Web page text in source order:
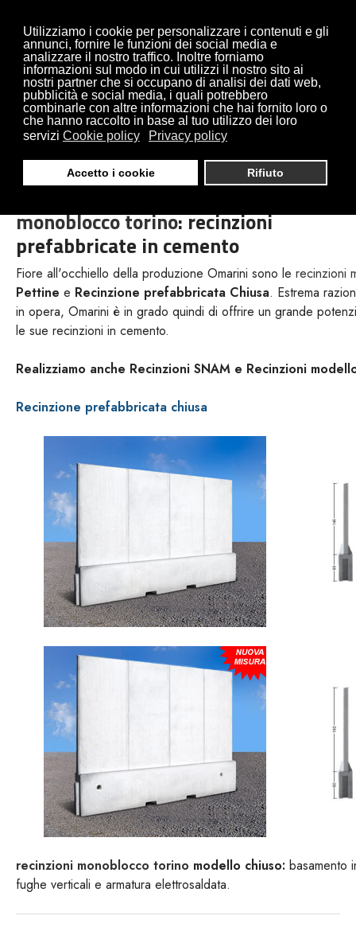
Utilizziamo i cookie per personalizzare i contenuti e gli
annunci, fornire le funzioni dei social media e
analizzare il nostro traffico. Inoltre forniamo
informazioni sul modo in cui utilizzi il nostro sito ai
nostri partner che si occupano di analisi dei dati web,
pubblicità e social media, i quali potrebbero
combinarle con altre informazioni che hai fornito loro o
che hanno raccolto in base al tuo utilizzo dei loro
servizi Cookie policy Privacy policy
Accetto i cookie Rifiuto
RECINZIONI
MONOBLOCCO TORINO
monoblocco torino: recinzioni
prefabbricate in cemento
Fiore all'occhiello della produzione Omarini sono le recinzioni
Pettine e Recinzione prefabbricata Chiusa. Estrema
in opera, Omarini è in grado quindi di offrire un grande
le sue recinzioni in cemento.
Realizziamo anche Recinzioni SNAM e Recinzioni
Recinzione prefabbricata chiusa
recinzioni monoblocco torino modello chiuso: basamento
fughe verticali e armatura elettrosaldata.